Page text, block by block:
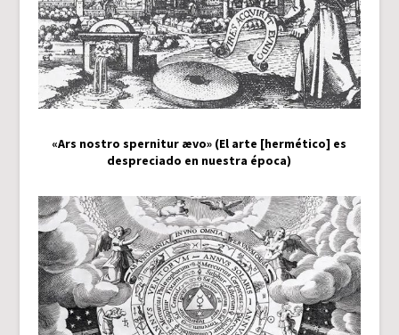
«Ars nostro spernitur ævo» (El arte [hermético] es
despreciado en nuestra época)